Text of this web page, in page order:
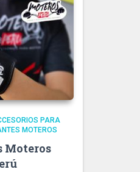
PARA
MOTEROS
Moteros